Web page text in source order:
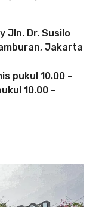
Jln. Dr. Susilo
Jakarta
pukul 10.00 –
10.00 –